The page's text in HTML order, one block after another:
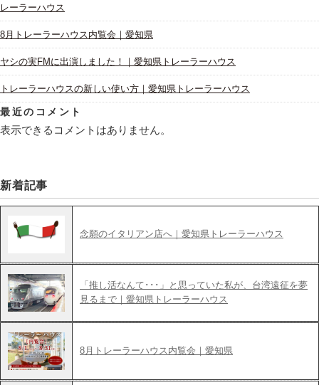
レーラーハウス
8月トレーラーハウス内覧会｜愛知県
ヤシの実FMに出演しました！｜愛知県トレーラーハウス
トレーラーハウスの新しい使い方｜愛知県トレーラーハウス
最近のコメント
表示できるコメントはありません。
新着記事
念願のイタリアン店へ｜愛知県トレーラーハウス
「推し活なんて･･･」と思っていた私が、台湾遠征を夢
見るまで｜愛知県トレーラーハウス
8月トレーラーハウス内覧会｜愛知県